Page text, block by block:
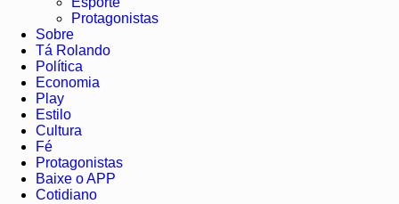
Protagonistas
Sobre
Tá Rolando
Política
Economia
Play
Estilo
Cultura
Fé
Protagonistas
Baixe o APP
Cotidiano